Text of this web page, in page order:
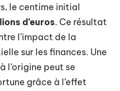
le centime initial
d’euros. Ce résultat
l’impact de la
sur les finances. Une
l’origine peut se
grâce à l’effet